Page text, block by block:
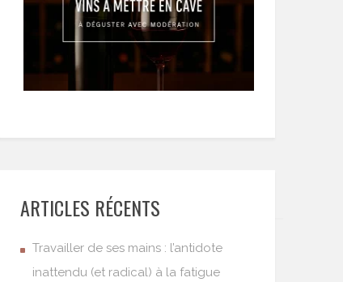
ARTICLES RÉCENTS
Travailler de ses mains : l’antidote
inattendu (et radical) à la fatigue